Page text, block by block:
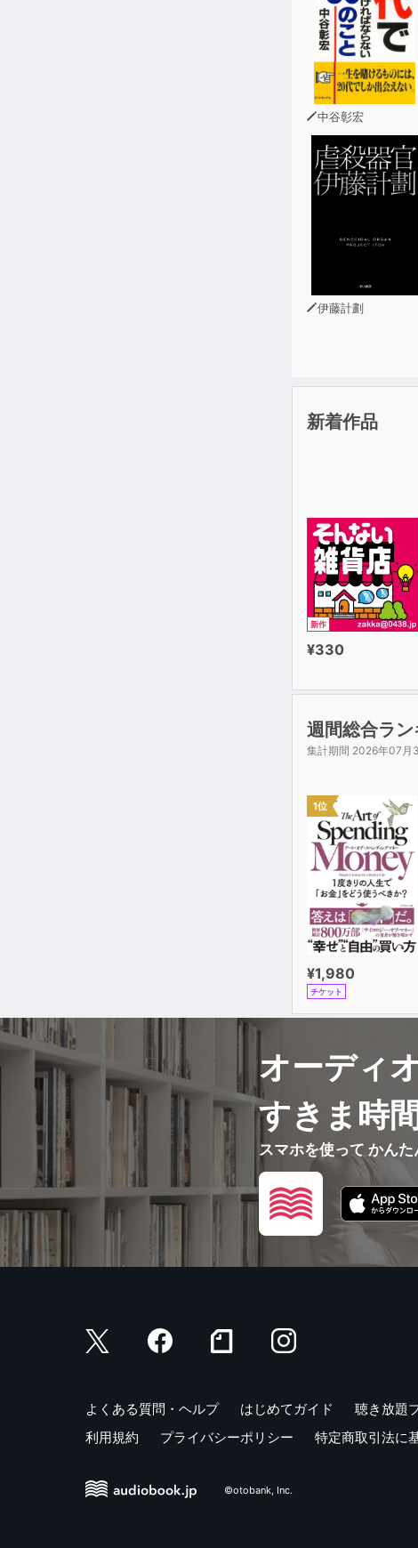
本書のような
ゾニック独自
中谷彰宏
伊藤計劃
新着作品
新作
¥330
週間総合ラ
集計期間 2026年07月
1位
¥1,980
チケット
オーディ
すきま時
スマホを使って かん
よくある質問・ヘルプ はじめてガイド 聴き放題
利用規約
プライバシーポリシー 特定商取引法に
©otobank, Inc.